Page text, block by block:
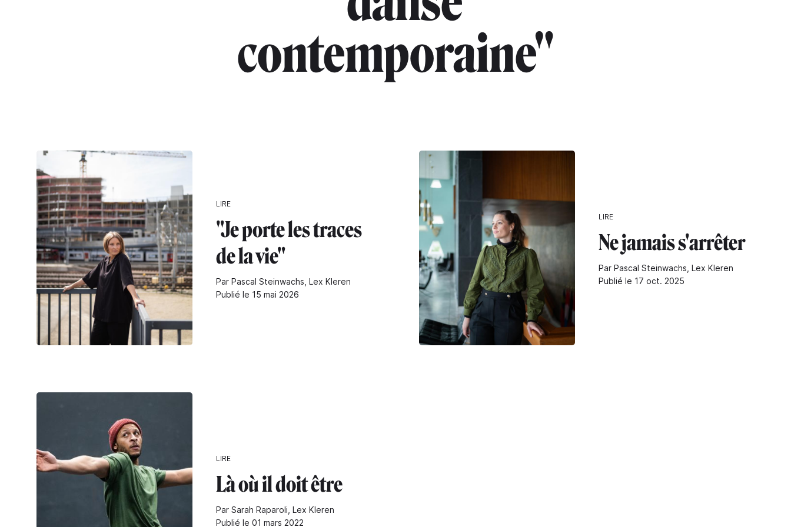
contemporaine"
LIRE
"Je porte les traces
de la vie"
Par Pascal Steinwachs, Lex Kleren
Publié le 15 mai 2026
LIRE
Ne jamais s'arrêter
Par Pascal Steinwachs, Lex Kleren
Publié le 17 oct. 2025
LIRE
Là où il doit être
Par Sarah Raparoli, Lex Kleren
Publié le 01 mars 2022